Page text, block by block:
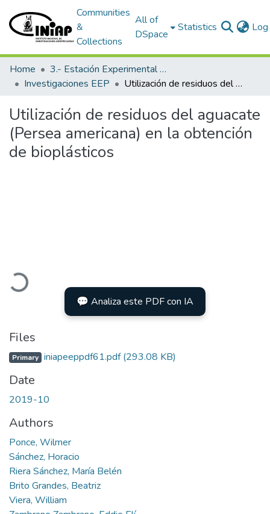
Communities
&
Collections
All of
DSpace
Statistics
Home
3.- Estación Experimental Portoviejo
Investigaciones EEP
Utilización de residuos del aguacate (Persea americana) en la obtención de bioplásticos
Utilización de residuos del aguacate
(Persea americana) en la obtención
de bioplásticos
💬 Analiza este PDF con IA
Files
Primary iniapeeppdf61.pdf(293.08 KB)
Date
2019-10
Authors
Ponce, Wilmer
Sánchez, Horacio
Riera Sánchez, María Belén
Brito Grandes, Beatriz
Viera, William